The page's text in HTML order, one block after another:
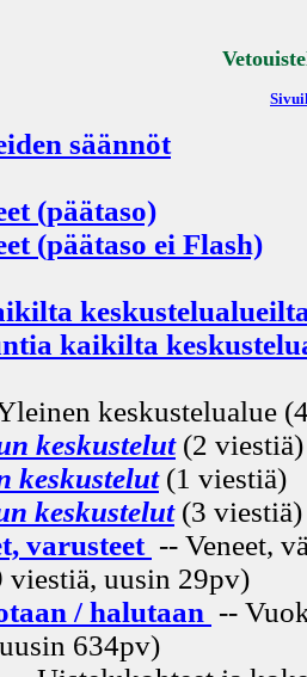
säännöt
(päätaso)
(päätaso ei Flash)
kaikilta
keskustelualue
keskustelut(2 viestiä)
keskustelut(1 viestiä)
keskustelut(3 viestiä)
varusteet -- Veneet,
viestiä, uusin 29pv)
/ halutaan --
634pv)